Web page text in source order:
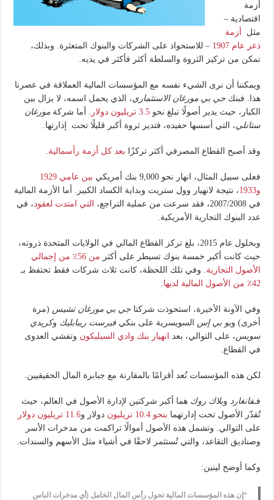
أزمة
اقتصادية –
مثل
أزمة
ذعر عام 1907
– للاستحواذ على الشركات والبنوك المتعثرة. وبذلك،
تمكن من تركيز الثروة والسلطة أكثر فأكثر في يديه.
ويمكننا أن نرى الشيء نفسه مع المؤسسات المالية العملاقة في عصرنا
هذا. فبنكجي بي مورغان الاستثماري، الذي يحمل اسمه، لا يزال بين
الكبار، حيث يدير أصولًا تبلغ نحو 3.5 تريليون دولار . أما شركةمورغان
ستانلي، التي أسسها حفيده، فتدير ثروة أكبر قليلًا تحت إدارتها.
وقد أصبح القطاع المصرفي أكثر تركزًا بعد كل أزمة رأسمالية
فعلى سبيل المثال، انهار نحو 9,000 بنك أمريكي
بين عامي 1929
و1933
، نتيجة لانهيار وول ستريت وبداية الكساد الكبير. أما الأزمة المالية
في 2007/2008، فقد سرعت من عملية التراجع،
التي امتدت لعقود ، في
عدد البنوك التجارية الأمريكية.
وبحلول عام 2015، بلغ تركز القطاع المالي في الولايات المتحدة ذروته،
حيث كانت أكبر خمسة بنوك تسيطر على أكثر
من 56٪ من إجمالي
الأصول التجارية . وفي تلك اللحظة، كانت ثلاث شركات فقط تحتفظ بـ
42٪ من الأصول المالية لديها
وفي الآونة الأخيرة، استحوذت شركتاجي بي مورغان تشيس (مرة
أخرى) ويو بي إس السويسرية على بنكيفيرست ريبابليك وكريدي
سويس، على التوالي، بعد انهيار بنك وادي السيليكون وتفشي العدوى
في القطاع.
لكن هذه المؤسسات تُعد أقزامًا بالمقارنة مع جبابرة المال الحقيقيين.
فـفانغارد وبلاك روك هما أكبر شركتين لإدارة الأصول في العالم، حيث
تُقدّر الأصول تحت إدارتهما بنحو 10.4 تريليون دولار و11.6 تريليون دولار
على التوالي. وتشمل هذه الأصول أموالًا تراكمت من مدخرات الأسر
وصناديق التقاعد، والتي تُستثمر لاحقًا في أشياء مثل الأسهم والسندات.
وكما أوضح لينين:
“إن هذه المؤسسات المالية تحول رأس المال الخامل (أي مدخرات الناس